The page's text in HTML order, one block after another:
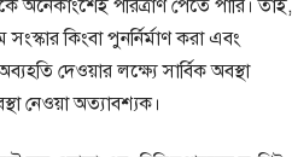
অনেকাংশেই পরিত্রাণ পেতে পারি। তাই,
কিংবা পুনর্নির্মাণ করা এবং
দেওয়ার লক্ষ্যে সার্বিক অবস্থা
নেওয়া অত্যাবশ্যক।